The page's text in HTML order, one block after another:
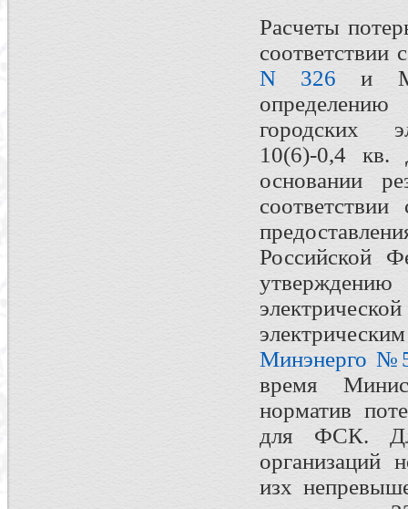
Расчеты
соответствии
N 326 и
городских
10(6)-0,4 кв.
основании
Российской
утверждению
Минэнерго
время
норматив
для ФСК.
организаций
изх